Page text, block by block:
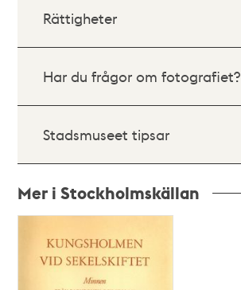
Rättigheter
Har du frågor om fotografiet?
Stadsmuseet tipsar
Mer i Stockholmskällan
poster